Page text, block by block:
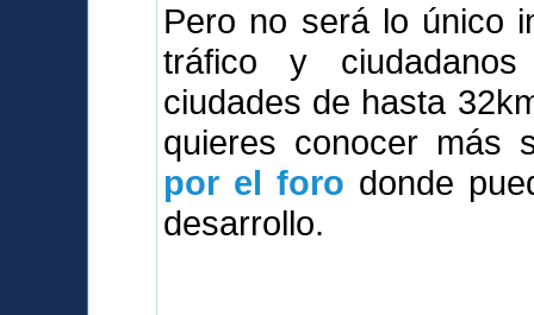
Pero no será lo único
tráfico y
ciudades de hasta
quieres conocer más
por el foro donde
desarrollo.